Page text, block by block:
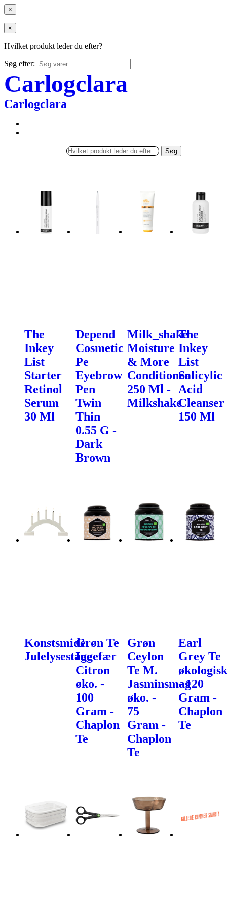
×
×
Hvilket produkt leder du efter?
Søg efter:
Carlogclara
Carlogclara
Søg
The
Inkey
List
Starter
Retinol
Serum
30 Ml
Depend
Cosmetic
Pe
Eyebrow
Pen
Twin
Thin
0.55 G -
Dark
Brown
Milk_shake
Moisture
& More
Conditioner
250 Ml -
Milkshake
The
Inkey
List
Salicylic
Acid
Cleanser
150 Ml
Konstsmide
Julelysestage
Grøn Te
Ingefær
Citron
øko. -
100
Gram -
Chaplon
Te
Grøn
Ceylon
Te M.
Jasminsmag
øko. -
75
Gram -
Chaplon
Te
Earl
Grey Te
økologisk
- 120
Gram -
Chaplon
Te